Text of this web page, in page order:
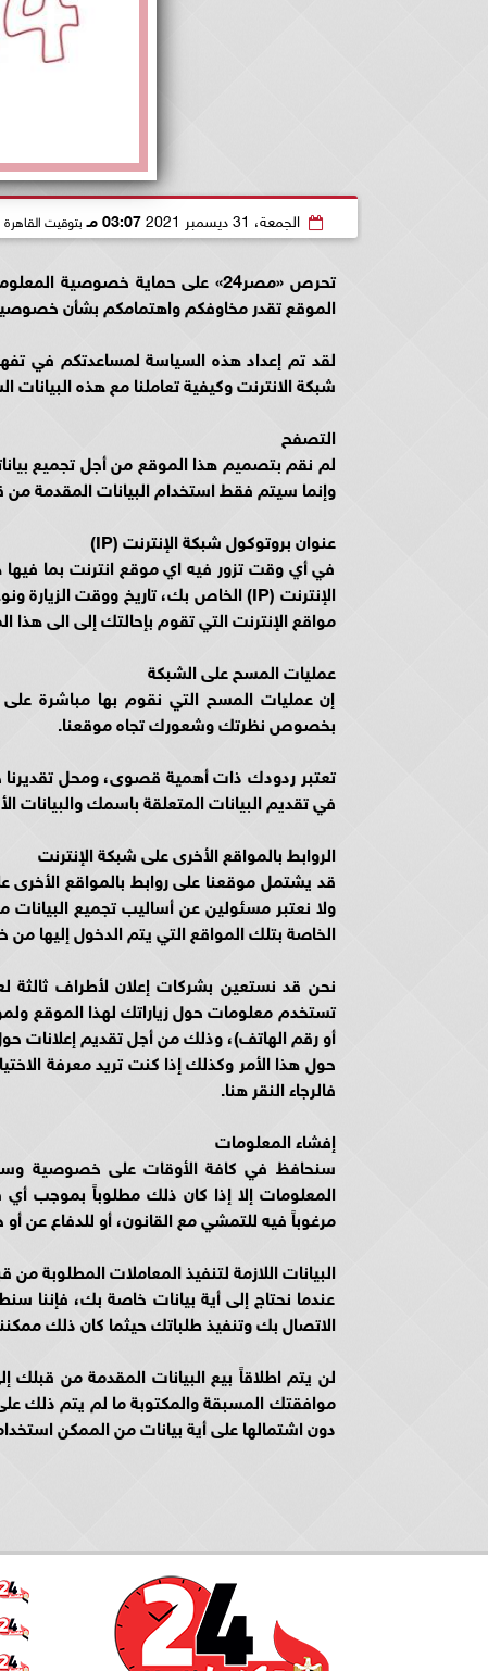
الجمعة، 31 ديسمبر 2021 03:07 مـ بتوقيت القاهرة
تحرص «مصر24» على حماية خصوصية
الموقع تقدر مخاوفكم واهتمامكم بشأن خصوصية
لقد تم إعداد هذه السياسة لمساعدتكم في
شبكة الانترنت وكيفية تعاملنا مع هذه البيانات
التصفح
لم نقم بتصميم هذا الموقع من أجل تجميع
وإنما سيتم فقط استخدام البيانات المقدمة
عنوان بروتوكول شبكة الإنترنت (IP)
في أي وقت تزور فيه اي موقع انترنت بما
مواقع الإنترنت التي تقوم بإحالتك إلى الى هذا
عمليات المسح على الشبكة
إن عمليات المسح التي نقوم بها مباشرة
بخصوص نظرتك وشعورك تجاه موقعنا.
تعتبر ردودك ذات أهمية قصوى، ومحل تقديرنا
في تقديم البيانات المتعلقة باسمك والبيانات
الروابط بالمواقع الأخرى على شبكة الإنترنت
ولا نعتبر مسئولين عن أساليب تجميع
الخاصة بتلك المواقع التي يتم الدخول إليها
نحن قد نستعين بشركات إعلان لأطراف ثالثة
تستخدم معلومات حول زياراتك لهذا الموقع
أو رقم الهاتف)، وذلك من أجل تقديم إعلانات
حول هذا الأمر وكذلك إذا كنت تريد معرفة
فالرجاء النقر هنا.
إفشاء المعلومات
سنحافظ في كافة الأوقات على خصوصية
المعلومات إلا إذا كان ذلك مطلوباً بموجب أي
مرغوباً فيه للتمشي مع القانون، أو للدفاع عن
البيانات اللازمة لتنفيذ المعاملات المطلوبة من
عندما نحتاج إلى أية بيانات خاصة بك،
الاتصال بك وتنفيذ طلباتك حيثما كان ذلك
لن يتم اطلاقاً بيع البيانات المقدمة من
موافقتك المسبقة والمكتوبة ما لم يتم ذلك
دون اشتمالها على أية بيانات من الممكن